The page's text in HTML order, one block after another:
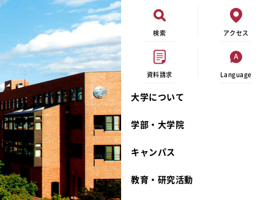
検索 アクセス
資料請求 Language
大学について
宮城学院 校歌
礼拝堂
学部・大学院
キャンパス
奨学金
教育・研究活動動物実験に関する情報公開